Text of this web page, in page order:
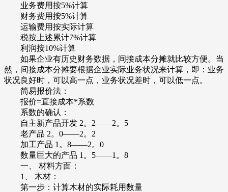
业务费用按5%计算
财务费用按5%计算
运输费用按实际计算
税按上述累计7%计算
利润按10%计算
如果企业有历史财务数据，间接成本分摊就比较方便。当
然，间接成本分摊要根据企业实际业务状况来计算，即：业务
状况良好时，可以高一点，业务状况差时，可以低一点。
简易报价法：
报价=直接成本*系数
系数的确认：
自主新产品开发 2。2——2。5
老产品 2。0——2。2
加工产品 1。8——2。0
数量巨大的产品 1。5——1。8
一、 材料方面：
1、 木材：
第一步：计算木材的实际耗用数量